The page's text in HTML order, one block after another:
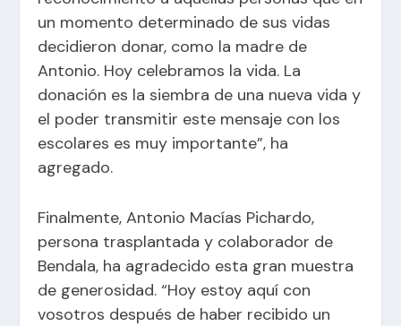
un momento determinado de sus vidas
decidieron donar, como la madre de
Antonio. Hoy celebramos la vida. La
donación es la siembra de una nueva vida y
el poder transmitir este mensaje con los
escolares es muy importante”, ha
agregado.
Finalmente, Antonio Macías Pichardo,
persona trasplantada y colaborador de
Bendala, ha agradecido esta gran muestra
de generosidad. “Hoy estoy aquí con
vosotros después de haber recibido un